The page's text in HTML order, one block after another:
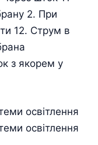
2. При
12. Струм в
з якорем у